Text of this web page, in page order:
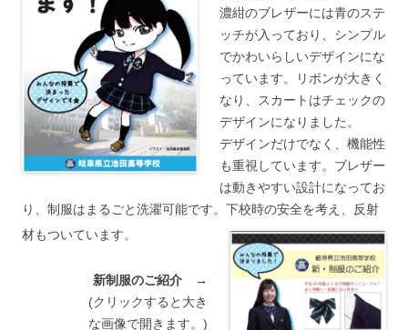
濃紺のブレザーには青のステ
ッチが入っており、シンプル
でかわいらしいデザインにな
っています。リボンが大きく
なり、スカートはチェックの
デザインになりました。
デザインだけでなく、機能性
も重視しています。ブレザー
は動きやすい設計になってお
り、制服はまるごと洗濯可能です。下校時の安全を考え、反射
材もついています。
新制服のご紹介 →
(クリックすると大き
な画像で開きます。)